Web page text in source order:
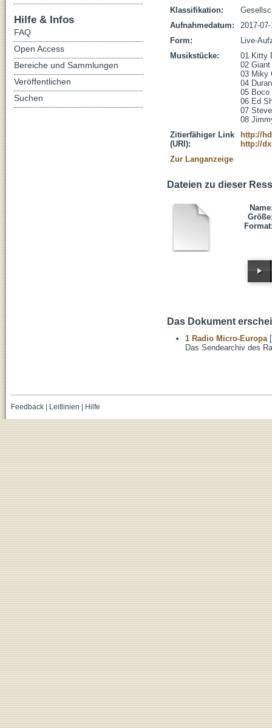
Klassifikation:
Aufnahmedatum:
2017-07-
Form:
Live-
Musikstücke:
01 Kitty
02
03 Miky
04
05 Boco
06 Ed
07
08
Zitierfähiger Link
(URI):
http://
http://
Zur Langanzeige
Dateien zu dieser
Das Dokument
1 Radio Micro-Europa
Das Sendearchiv des
Hilfe & Infos
FAQ
Open Access
Bereiche und Sammlungen
Veröffentlichen
Suchen
Feedback| Leitlinien Hilfe